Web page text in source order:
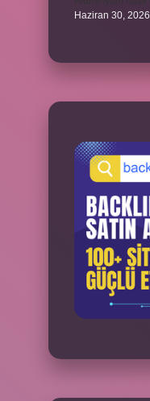
Haziran 30, 2026